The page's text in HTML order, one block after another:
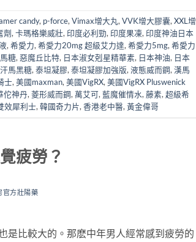
candy, p-force, Vimax增大丸, VVK增大膠囊, XXL增
劑, 卡瑪格樂威壯, 印度必利勁, 印度果凍, 印度神油日本
, 希愛力, 希愛力20mg 超級艾力達, 希愛力5mg, 希愛力
糖, 惡魔丘比特, 日本淑女剋星精華素, 日本神油, 日本
汗馬黑糖, 泰坦凝膠, 泰坦凝膠加強版, 液態威而鋼, 漢馬
士, 美國maxman, 美國VigRX, 美國VigRX Pluswenick
佗神丹, 菱形威而鋼, 萬艾可, 藍魔催情水, 藤素, 超級希
效犀利士, 韓國奇力片, 香港老中醫, 黃金偉哥
疲勞？
官方壯陽藥
是比較大的。那麽中年男人經常感到疲勞的